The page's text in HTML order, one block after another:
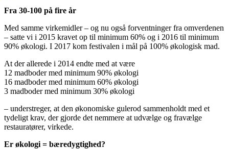
Fra 30-100 på fire år
Med samme virkemidler – og nu også forventninger fra omverdenen
– satte vi i 2015 kravet op til minimum 60% og i 2016 til minimum
90% økologi. I 2017 kom festivalen i mål på 100% økologisk mad.
At der allerede i 2014 endte med at være
12 madboder med minimum 90% økologi
16 madboder med minimum 60% økologi
3 madboder med minimum 30% økologi
– understreger, at den økonomiske gulerod sammenholdt med et
tydeligt krav, der gjorde det nemmere at udvælge og fravælge
restauratører, virkede.
Er økologi = bæredygtighed?